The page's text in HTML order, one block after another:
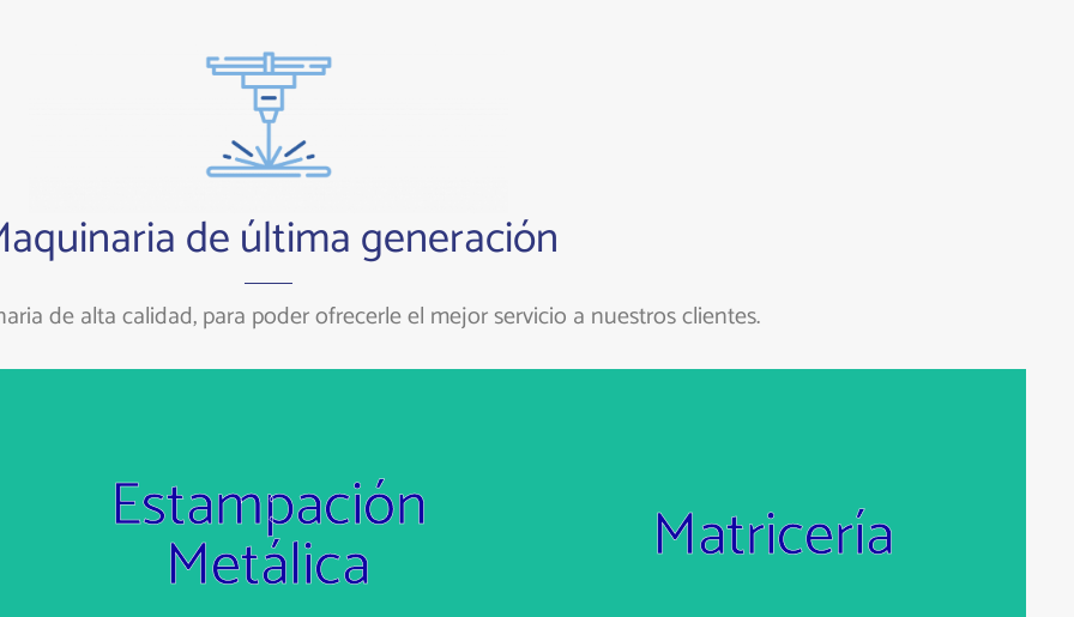
de última generación
de alta calidad, para poder ofrecerle el mejor servicio a nuestros clientes.
Estampación
Metálica
Prensas de Cuello de Cisne (40 Tn-160 Tn)
Prensas de doble montante (40 Tn-250 Tn)
Matricería
Rectificadoras Fresadoras Tornos Centros de
mecanizado Máquinas de electroerosión EDM